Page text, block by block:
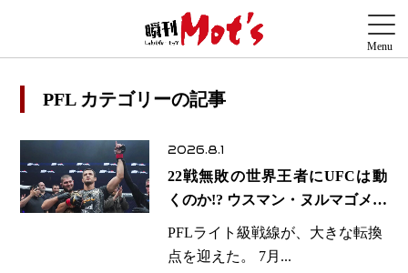
PFL カテゴリーの記事
2026.8.1
22戦無敗の世界王者にUFCは動
くのか!? ウスマン・ヌルマゴメド
フ選手が圧巻TKO防衛 契約満
了で去就に熱視線
PFLライト級戦線が、大きな転換
点を迎えた。 7月...